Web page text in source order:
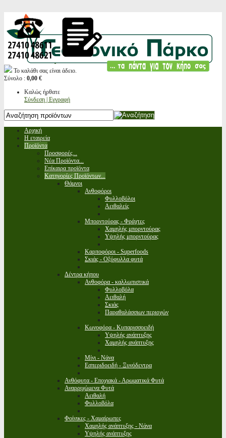
Το καλάθι σας είναι άδειο.
Σύνολο : 0,00 €
Καλώς ήρθατε
Σύνδεση | Εγγραφή
Αρχική
Η εταιρεία
Προϊόντα
Προσφορές...
Νέα Προϊόντα...
Επίκαιρα προϊόντα
Κατηγορίες Προϊόντων...
Θάμνοι
Ανθοφόροι
Φυλλοβόλοι
Αειθαλείς
Μπορντούρας - Φράχτες
Χαμηλής μπορντούρας
Υψηλής μπορντούρας
Καρποφόροι - Superfoods
Σκιάς - Οξύφυλλα φυτά
Δέντρα κήπου
Ανθοφόρα - καλλωπιστικά
Φυλλοβόλα
Αειθαλή
Σκιάς
Παραθαλάσσιων περιοχών
Κωνοφόρα - Κυπαρισσοειδή
Υψηλής ανάπτυξης
Χαμηλής ανάπτυξης
Μίνι - Νάνα
Εσπεριδοειδή - Ξυνόδεντρα
Ανθόφυτα - Εποχιακά - Αρωματικά Φυτά
Αναρριχώμενα Φυτά
Αειθαλή
Φυλλοβόλα
Φοίνικες - Χαμαίρωπες
Χαμηλής ανάπτυξης - Νάνα
Υψηλής ανάπτυξης